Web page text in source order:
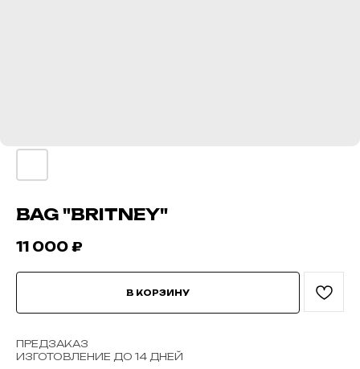
BAG "BRITNEY"
11 000 ₽
В КОРЗИНУ
ПРЕДЗАКАЗ
ИЗГОТОВЛЕНИЕ ДО 14 ДНЕЙ